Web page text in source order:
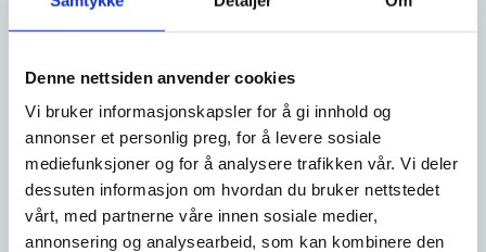
Denne nettsiden anvender cookies
Vi bruker informasjonskapsler for å gi innhold og
annonser et personlig preg, for å levere sosiale
mediefunksjoner og for å analysere trafikken vår. Vi deler
dessuten informasjon om hvordan du bruker nettstedet
vårt, med partnerne våre innen sosiale medier,
annonsering og analysearbeid, som kan kombinere den
og tydelige budskap. Jeg er ikke et øyeblikk i tvil om at både Støre
og Vestre mener det de sier – og virkelig ønsker et godt samarbeid
mellom ideelle velferdsaktører og den offentlige helsetjenester.
Veien fra politiske ambisjoner og ønsker til praktisk handling er
åpenbart veldig lang.
Hvorfor er det så vanskelig, og hvorfor sitter Vestre passiv